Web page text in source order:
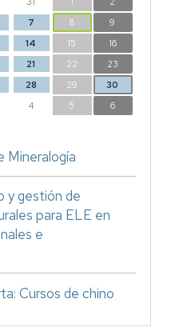
7 8
9
14 15
16
21 22
23
28 29
30
4 5 6
Mineralogía
y gestión de
para ELE en
e
Cursos de chino